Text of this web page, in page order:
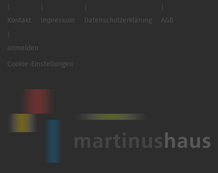
Kontakt Impressum Datenschutzerklärung AGB
anmelden
Cookie-Einstellungen